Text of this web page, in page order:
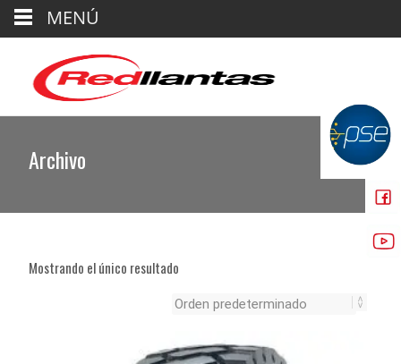
Archivo
Mostrando el único resultado
MENÚ